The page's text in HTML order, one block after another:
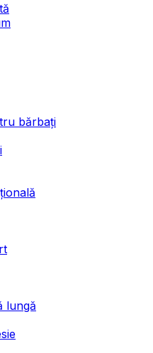
bărbați
lungă